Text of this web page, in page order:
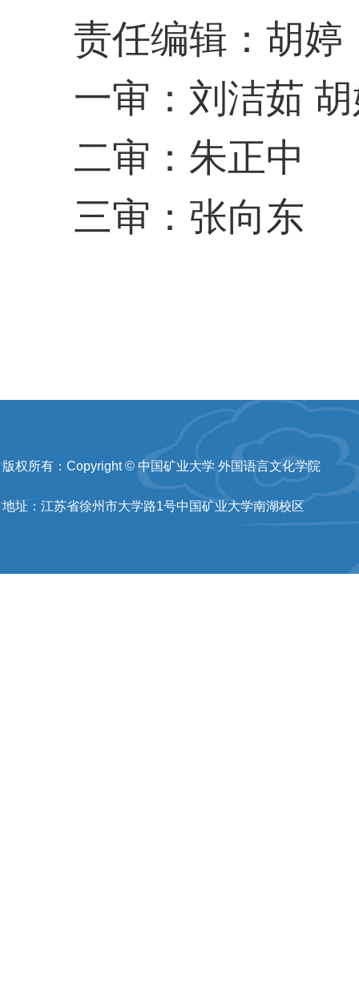
责任编辑：胡婷
一审：刘洁茹
二审：朱正中
三审：张向东
版权所有：Copyright © 中国矿业大学 外国语言文化学院
地址：江苏省徐州市大学路1号中国矿业大学南湖校区